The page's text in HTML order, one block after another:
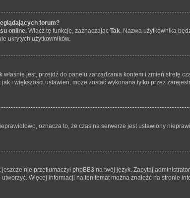
forum?
online. Włącz tę funkcję, zaznaczając Tak. Nazwa użytkownika
ukrytych użytkowników.
jest, przejdź do panelu zarządzania kontem i zmień strefę
i większości ustawień, może zostać wykonana tylko przez
oznacza to, że czas na serwerze jest ustawiony
nie przetłumaczył phpBB3 na twój język. Zapytaj
Więcej informacji na ten temat można znaleźć na stronie